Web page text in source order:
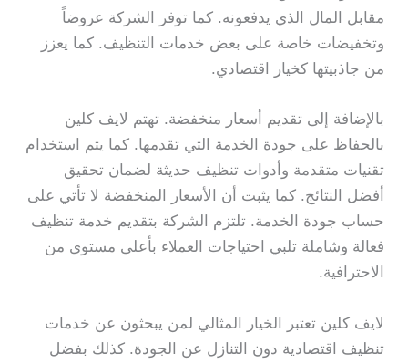
مقابل المال الذي يدفعونه. كما توفر الشركة عروضاً
وتخفيضات خاصة على بعض خدمات التنظيف. كما يعزز
من جاذبيتها كخيار اقتصادي.
بالإضافة إلى تقديم أسعار منخفضة. تهتم لايف كلين
بالحفاظ على جودة الخدمة التي تقدمها. كما يتم استخدام
تقنيات متقدمة وأدوات تنظيف حديثة لضمان تحقيق
أفضل النتائج. كما يثبت أن الأسعار المنخفضة لا تأتي على
حساب جودة الخدمة. تلتزم الشركة بتقديم خدمة تنظيف
فعالة وشاملة تلبي احتياجات العملاء بأعلى مستوى من
الاحترافية.
لايف كلين تعتبر الخيار المثالي لمن يبحثون عن خدمات
تنظيف اقتصادية دون التنازل عن الجودة. كذلك بفضل